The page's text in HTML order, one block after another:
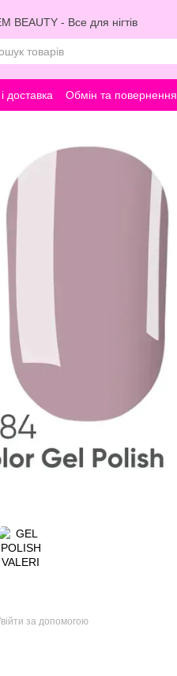
BEAUTY - Все для нігтів
доставка Обмін та повернення
за допомогою